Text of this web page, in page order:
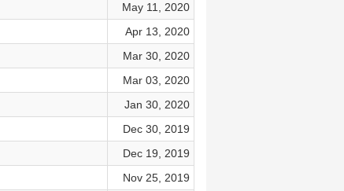
May 11, 2020
Apr 13, 2020
Mar 30, 2020
Mar 03, 2020
Jan 30, 2020
Dec 30, 2019
Dec 19, 2019
Nov 25, 2019